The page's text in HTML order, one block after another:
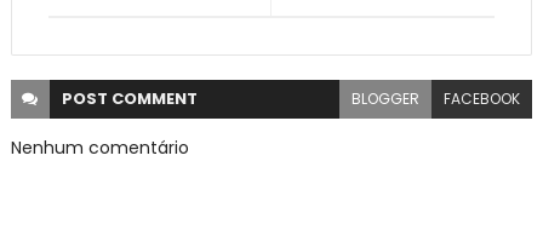
POST COMMENT BLOGGER FACEBOOK
Nenhum comentário